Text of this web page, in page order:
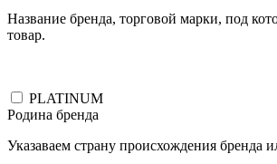
Название бренда, торговой марки, под
товар.
PLATINUM
Родина бренда
Указаваем страну происхождения бренда